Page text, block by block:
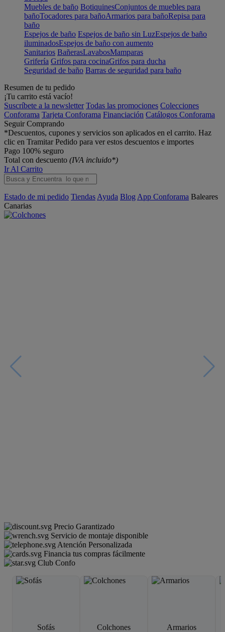
Muebles de baño BotiquinesConjuntos de muebles para
bañoTocadores para bañoArmarios para bañoRepisa para
baño
Espejos de baño Espejos de baño sin LuzEspejos de baño
iluminadosEspejos de baño con aumento
Sanitarios BañerasLavabosMamparas
Grifería Grifos para cocinaGrifos para ducha
Seguridad de baño Barras de seguridad para baño
Resumen de tu pedido
¡Tu carrito está vacío!
Suscríbete a la newsletter Todas las promociones Colecciones
Conforama Tarjeta Conforama Financiación Catálogos Conforama
Seguir Comprando
*Descuentos, cupones y servicios son aplicados en el carrito. Haz
clic en Tramitar Pedido para ver estos descuentos e importes
Pago 100% seguro
Total con descuento (IVA incluido*)
Ir Al Carrito
Estado de mi pedido Tiendas Ayuda Blog App Conforama Baleares
Canarias
Precio Garantizado
Servicio de montaje disponible
Atención Personalizada
Financia tus compras fácilmente
Club Confo
Sofás Colchones Armarios